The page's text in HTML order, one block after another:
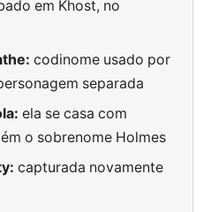
em Khost, no
codinome usado por
separada
ela se casa com
o sobrenome Holmes
capturada novamente